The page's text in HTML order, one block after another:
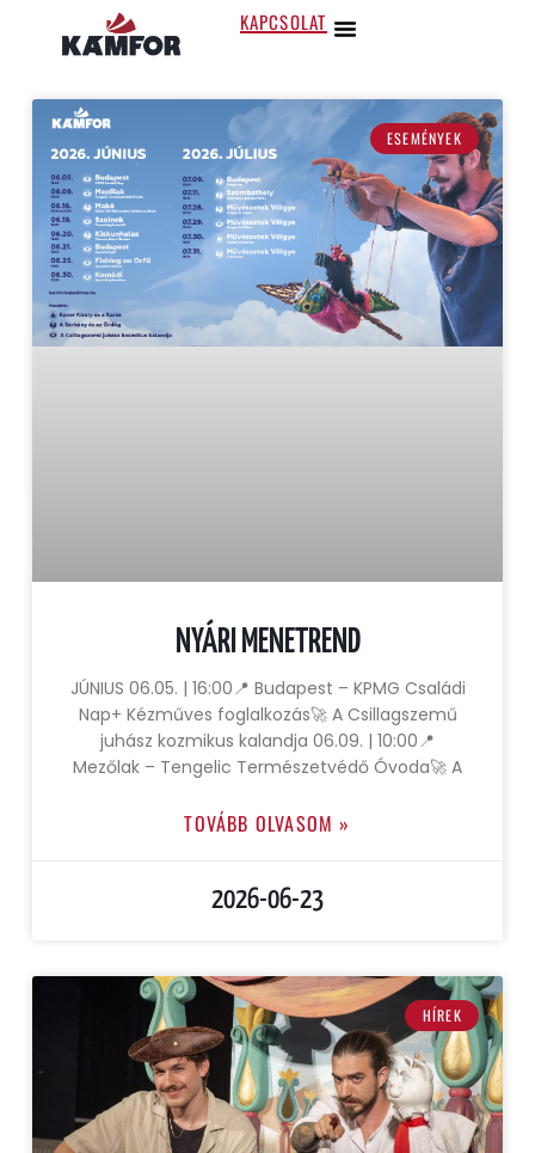
KAPCSOLAT
ESEMÉNYEK
NYÁRI MENETREND
JÚNIUS 06.05. | 16:00📍 Budapest – KPMG Családi
Nap+ Kézműves foglalkozás🚀 A Csillagszemű
juhász kozmikus kalandja 06.09. | 10:00📍
Mezőlak – Tengelic Természetvédő Óvoda🚀 A
TOVÁBB OLVASOM »
2026-06-23
HÍREK